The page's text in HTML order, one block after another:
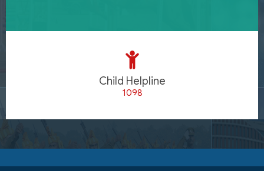
Child Helpline
1098